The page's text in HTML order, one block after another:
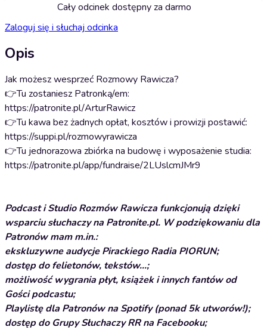
Cały odcinek dostępny za darmo
Zaloguj się i słuchaj odcinka
Opis
Jak możesz wesprzeć Rozmowy Rawicza?
👉Tu zostaniesz Patronką/em:
https://patronite.pl/ArturRawicz
👉Tu kawa bez żadnych opłat, kosztów i prowizji postawić:
https://suppi.pl/rozmowyrawicza
👉Tu jednorazowa zbiórka na budowę i wyposażenie studia:
https://patronite.pl/app/fundraise/2LUslcmJMr9
Podcast i Studio Rozmów Rawicza funkcjonują dzięki
wsparciu słuchaczy na Patronite.pl. W podziękowaniu dla
Patronów mam m.in.:
ekskluzywne audycje Pirackiego Radia PIORUN;
dostęp do felietonów, tekstów...;
możliwość wygrania płyt, książek i innych fantów od
Gości podcastu;
Playlistę dla Patronów na Spotify (ponad 5k utworów!);
dostęp do Grupy Słuchaczy RR na Facebooku;